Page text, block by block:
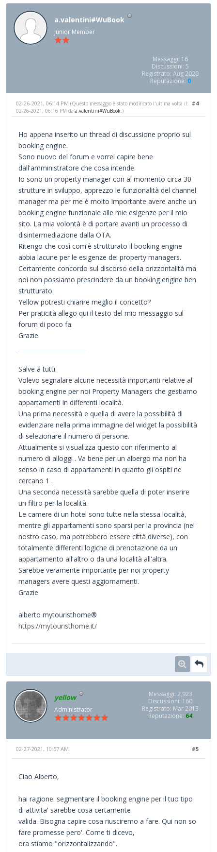
a.valentini#WuBook
Junior Member
Messaggi: 16
Discussioni: 5
Registrato: Aug 2020
Reputazione: 0
#4
02-26-2021, 06:14 PM (Questo messaggio è stato modificato l'ultima volta il:
02-26-2021, 06:16 PM da a.valentini#WuBook .)
Ho appena inserito un thread di discussione proprio sul
booking engine.
Sono nuovo del forum e vorrei capire bene
dall'amministratore che cosa intende.
Io sono un property manager con al momento circa 30
strutture in sviluppo, apprezzo le funzionalità del channel
manager ma per me è molto importante avere anche un
booking engine funzionale alle mie esigenze per il mio
sito. La mia volontà è di portare avanti un processo di
disintermediazione dalla OTA.
Ritengo che così com'è strutturato il booking engine
abbia lacune per le esigenze dei property managers.
Certamente concordo sul discorso della orizzontalità ma
noi non possiamo prescindere da un booking engine ben
strutturato.
Yellow potresti chiarire meglio il concetto?
Per praticità allego qui il testo del mio messaggio sul
forum di poco fa.
Grazie
Salve a tutti.
Volevo segnalare alcune necessità importanti relative al
booking engine per noi Property Managers che gestiamo
appartamenti in differenti località.
Una prima necessità e quella di avere la possibilità di
evidenziare nella prima immagine del widget la possibilità
di selezionare il numero di persone.
Attualmente si visualizza questo con riferimento al
numero di alloggi . Va bene per un albergo ma non ha
senso in caso di appartamenti in quanto gli ospiti ne
cercano 1 .
Una seconda necessità sarebbe quella di poter inserire
un filtro per la località.
Le camere di un hotel sono tutte nella stessa località,
mentre gli appartamenti sono sparsi per la provincia (nel
nostro caso, ma potrebbero essere città diverse), con
totalmente differenti logiche di prenotazione da un
appartamento all'altro o da una località all'altra.
Sarebbe veramente importante per noi property
managers avere questi aggiornamenti.
Grazie
alberto mytouristhome®
https://mytouristhome.it/
yellow
Administrator
Messaggi: 2,923
Discussioni: 160
Registrato: Mar 2013
Reputazione: 64
#5
02-27-2021, 10:57 AM
Ciao Alberto,
hai ragione: segmentare il booking engine per il tuo tipo
di attivita' sarebbe cosa certamente
valida. Bisogna capire cosa riusciremo a fare. Qui non so
fare promesse pero'. Come ti dicevo,
ora stiamo "orizzontalizzando".